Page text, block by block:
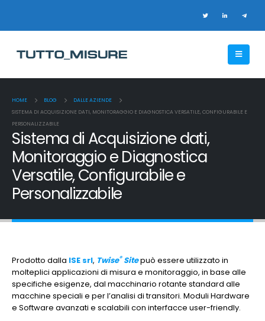
HOME BLOG
DALLE AZIENDE
SISTEMA DI ACQUISIZIONE DATI, MONITORAGGIO E DIAGNOSTICA VERSATILE, CONFIGURABILE E
PERSONALIZZABILE
Sistema di Acquisizione dati,
Monitoraggio e Diagnostica
Versatile, Configurabile e
Personalizzabile
Prodotto dalla ISE srl, Twise®Sitepuò essere utilizzato in
molteplici applicazioni di misura e monitoraggio, in base alle
specifiche esigenze, dal macchinario rotante standard alle
macchine speciali e per l’analisi di transitori. Moduli Hardware
e Software avanzati e scalabili con interfacce user-friendly.